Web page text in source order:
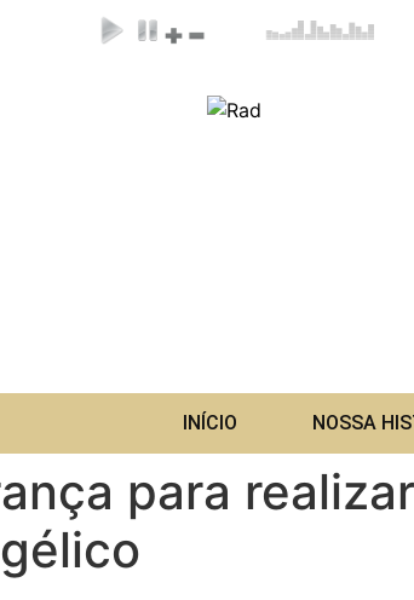
INÍCIO NOSSA
para